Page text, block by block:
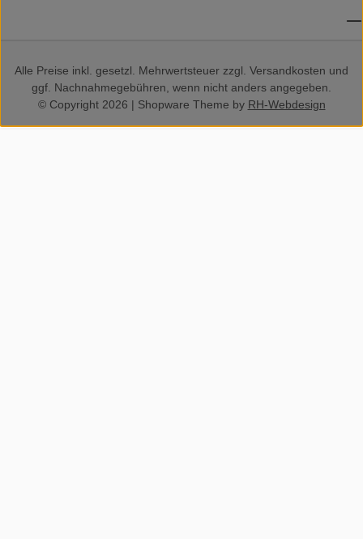
Alle Preise inkl. gesetzl. Mehrwertsteuer zzgl. Versandkosten und
ggf. Nachnahmegebühren, wenn nicht anders angegeben.
© Copyright 2026 | Shopware Theme by RH-Webdesign